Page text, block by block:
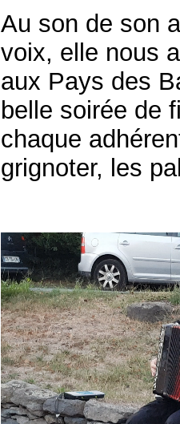
Au son de son
voix, elle nous
aux Pays des
belle soirée de
chaque
grignoter, les
Lecteur
vidéo